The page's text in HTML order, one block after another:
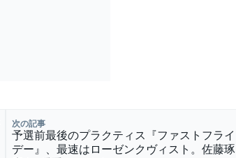
次の記事
予選前最後のプラクティス『ファストフライ
デー』、最速はローゼンクヴィスト。佐藤琢